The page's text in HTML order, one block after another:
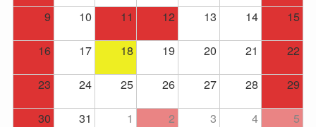
9
10 11 12 13 14
15
16
17 18 19 20 21
22
23
24 25 26 27 28
29
30
31 1 2 3 4 5